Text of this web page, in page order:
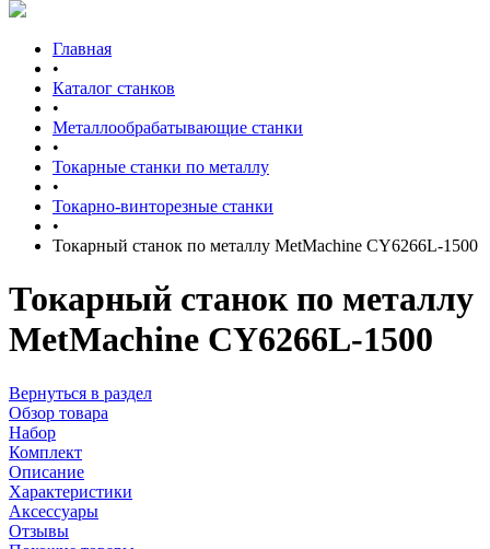
Главная
•
Каталог станков
•
Металлообрабатывающие станки
•
Токарные станки по металлу
•
Токарно-винторезные станки
•
Токарный станок по металлу MetMachine CY6266L-1500
Токарный станок по металлу
MetMachine CY6266L-1500
Вернуться в раздел
Обзор товара
Набор
Комплект
Описание
Характеристики
Аксессуары
Отзывы